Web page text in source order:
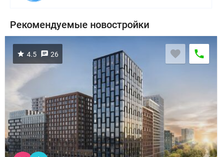
акции
Макс
Рекомендуемые новостройки
4.5 26